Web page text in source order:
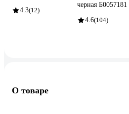
4.3(12)
черная Б0057181
4.6(104)
О товаре